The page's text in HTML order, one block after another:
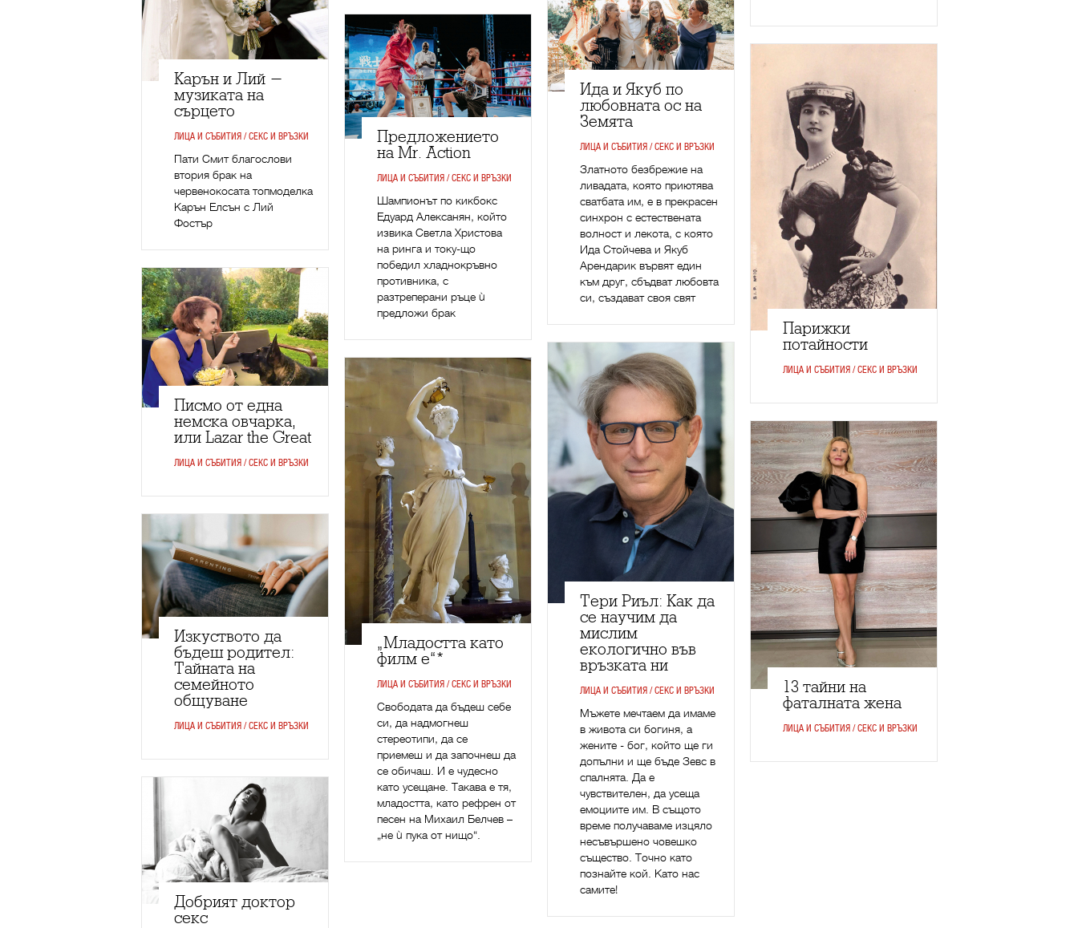
Карън и Лий -
музиката на
сърцето
ЛИЦА И СЪБИТИЯ / СЕКС И ВРЪЗКИ
Пати Смит благослови
втория брак на
червенокосата топмоделка
Карън Елсън с Лий
Фостър
Ида и Якуб по
любовната ос на
Земята
ЛИЦА И СЪБИТИЯ / СЕКС И ВРЪЗКИ
Златното безбрежие на
ливадата, която приютява
сватбата им, е в прекрасен
синхрон с естествената
волност и лекота, с която
Ида Стойчева и Якуб
Арендарик вървят един
към друг, сбъдват любовта
си, създават своя свят
Предложението
на Mr. Action
ЛИЦА И СЪБИТИЯ / СЕКС И ВРЪЗКИ
Шампионът по кикбокс
Едуард Алексанян, който
извика Светла Христова
на ринга и току-що
победил хладнокръвно
противника, с
разтреперани ръце ù
предложи брак
Парижки
потайности
ЛИЦА И СЪБИТИЯ / СЕКС И ВРЪЗКИ
Писмо от една
немска овчарка,
или Lazar the Great
ЛИЦА И СЪБИТИЯ / СЕКС И ВРЪЗКИ
Тери Риъл: Как да
се научим да
мислим
екологично във
връзката ни
ЛИЦА И СЪБИТИЯ / СЕКС И ВРЪЗКИ
Мъжете мечтаем да имаме
в живота си богиня, а
жените - бог, който ще ги
допълни и ще бъде Зевс в
спалнята. Да е
чувствителен, да усеща
емоциите им. В същото
време получаваме изцяло
несъвършено човешко
същество. Точно като
познайте кой. Като нас
самите!
„Младостта като
филм е“*
ЛИЦА И СЪБИТИЯ / СЕКС И ВРЪЗКИ
Свободата да бъдеш себе
си, да надмогнеш
стереотипи, да се
приемеш и да започнеш да
се обичаш. И е чудесно
като усещане. Такава е тя,
младостта, като рефрен от
песен на Михаил Белчев –
„не ù пука от нищо“.
13 тайни на
фаталната жена
ЛИЦА И СЪБИТИЯ / СЕКС И ВРЪЗКИ
Изкуството да
бъдеш родител:
Тайната на
семейното
общуване
ЛИЦА И СЪБИТИЯ / СЕКС И ВРЪЗКИ
Добрият доктор
секс